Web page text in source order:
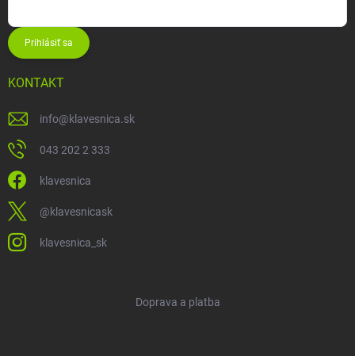
Prihlásiť sa
KONTAKT
info@klavesnica.sk
043 202 2 333
klavesnica
@klavesnicask
klavesnica_sk
Doprava a platba